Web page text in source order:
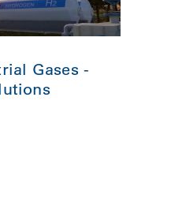
Gases -